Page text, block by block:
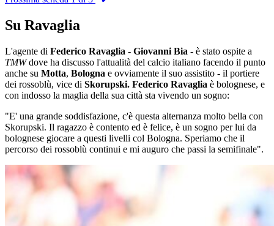
Su Ravaglia
L'agente di Federico Ravaglia - Giovanni Bia - è stato ospite a
TMWdove ha discusso l'attualità del calcio italiano facendo il punto
anche su Motta, Bologna e ovviamente il suo assistito - il portiere
dei rossoblù, vice di Skorupski. Federico Ravaglia è bolognese, e
con indosso la maglia della sua città sta vivendo un sogno:
"E' una grande soddisfazione, c'è questa alternanza molto bella con
Skorupski. Il ragazzo è contento ed è felice, è un sogno per lui da
bolognese giocare a questi livelli col Bologna. Speriamo che il
percorso dei rossoblù continui e mi auguro che passi la semifinale".